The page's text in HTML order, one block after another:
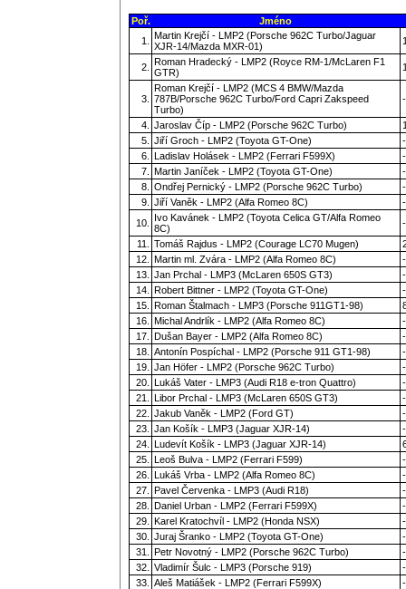
Poř.
Jméno
1.
Martin Krejčí - LMP2 (Porsche 962C Turbo/Jaguar
XJR-14/Mazda MXR-01)
2.
Roman Hradecký - LMP2 (Royce RM-1/McLaren F1
GTR)
3.
Roman Krejčí - LMP2 (MCS 4 BMW/Mazda
787B/Porsche 962C Turbo/Ford Capri Zakspeed
Turbo)
-
4. Jaroslav Číp - LMP2 (Porsche 962C Turbo)
5.
Jiří Groch - LMP2 (Toyota GT-One)
-
6.
Ladislav Holásek - LMP2 (Ferrari F599X)
-
7.
Martin Janíček - LMP2 (Toyota GT-One)
-
8.
Ondřej Pernický - LMP2 (Porsche 962C Turbo)
-
9.
Jiří Vaněk - LMP2 (Alfa Romeo 8C)
-
10.
Ivo Kavánek - LMP2 (Toyota Celica GT/Alfa Romeo
8C)
-
11.
Tomáš Rajdus - LMP2 (Courage LC70 Mugen)
12.
Martin ml. Zvára - LMP2 (Alfa Romeo 8C)
-
13.
Jan Prchal - LMP3 (McLaren 650S GT3)
-
14.
Robert Bittner - LMP2 (Toyota GT-One)
-
15.
Roman Štalmach - LMP3 (Porsche 911GT1-98)
16.
Michal Andrlík - LMP2 (Alfa Romeo 8C)
-
17.
Dušan Bayer - LMP2 (Alfa Romeo 8C)
-
18.
Antonín Pospíchal - LMP2 (Porsche 911 GT1-98)
-
19.
Jan Höfer - LMP2 (Porsche 962C Turbo)
-
20.
Lukáš Vater - LMP3 (Audi R18 e-tron Quattro)
-
21.
Libor Prchal - LMP3 (McLaren 650S GT3)
-
22.
Jakub Vaněk - LMP2 (Ford GT)
-
23.
Jan Košík - LMP3 (Jaguar XJR-14)
-
24.
Ludevít Košík - LMP3 (Jaguar XJR-14)
25.
Leoš Bulva - LMP2 (Ferrari F599)
-
26.
Lukáš Vrba - LMP2 (Alfa Romeo 8C)
-
27.
Pavel Červenka - LMP3 (Audi R18)
-
28.
Daniel Urban - LMP2 (Ferrari F599X)
-
29.
Karel Kratochvíl - LMP2 (Honda NSX)
-
30.
Juraj Šranko - LMP2 (Toyota GT-One)
-
31.
Petr Novotný - LMP2 (Porsche 962C Turbo)
-
32.
Vladimír Šulc - LMP3 (Porsche 919)
-
33.
Aleš Matiášek - LMP2 (Ferrari F599X)
-